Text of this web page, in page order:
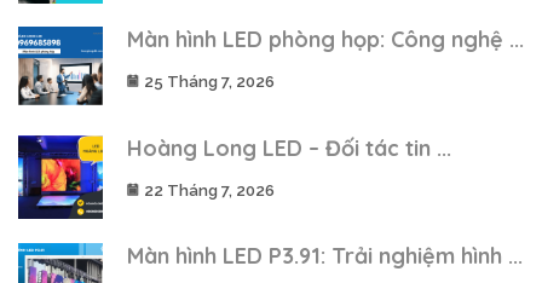
Màn hình LED phòng họp: Công nghệ ...
25 Tháng 7, 2026
Hoàng Long LED – Đối tác tin ...
22 Tháng 7, 2026
Màn hình LED P3.91: Trải nghiệm hình ...